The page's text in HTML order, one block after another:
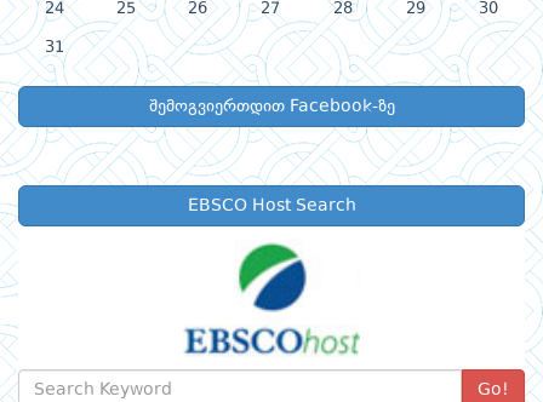
24 25 26 27 28 29 30
31
შემოგვიერთდით Facebook-ზე
EBSCO Host Search
Go!